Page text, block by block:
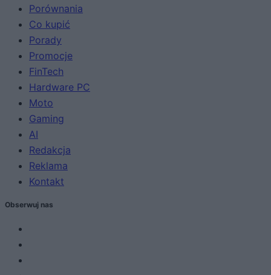
Porównania
Co kupić
Porady
Promocje
FinTech
Hardware PC
Moto
Gaming
AI
Redakcja
Reklama
Kontakt
Obserwuj nas